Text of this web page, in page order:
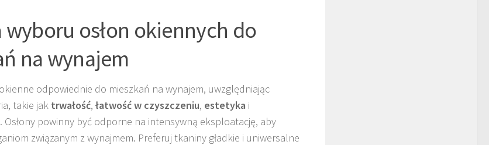
wyboru osłon okiennych do
na wynajem
odpowiednie do mieszkań na wynajem, uwzględniając
takie jak trwałość, łatwość w czyszczeniu, estetyka i
. Osłony powinny być odporne na intensywną eksploatację, aby
związanym z wynajmem. Preferuj tkaniny gładkie i uniwersalne